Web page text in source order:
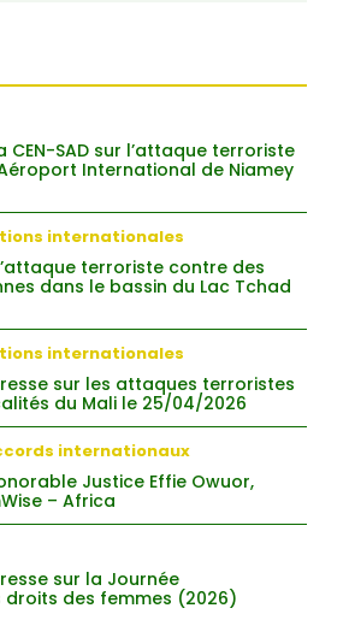
CEN-SAD sur l’attaque terroriste
International de Niamey
internationales
terroriste contre des
dans le bassin du Lac Tchad
internationales
sur les attaques terroristes
du Mali le 25/04/2026
internationaux
Justice Effie Owuor,
– Africa
sur la Journée
des femmes (2026)